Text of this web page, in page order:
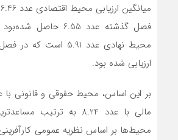
فصل گذشته عدد 6.55
ارزیابی شده بود.
مالی با عدد 8.24 به ترتیب
محیط‌ها بر اساس نظریه عمومی